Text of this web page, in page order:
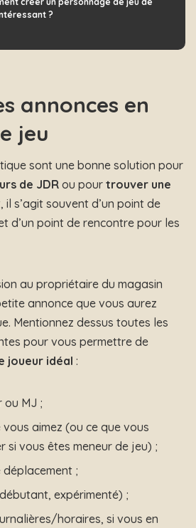
?
annonces en
jeu
sont une bonne solution pour
de JDR ou pour trouver une
il s’agit souvent d’un point de
d’un point de rencontre pour les
au propriétaire du magasin
annonce que vous aurez
Mentionnez dessus toutes les
pour vous permettre de
joueur idéal :
ou MJ ;
aimez (ou ce que vous
si vous êtes meneur de jeu) ;
;
expérimenté) ;
horaires, si vous en